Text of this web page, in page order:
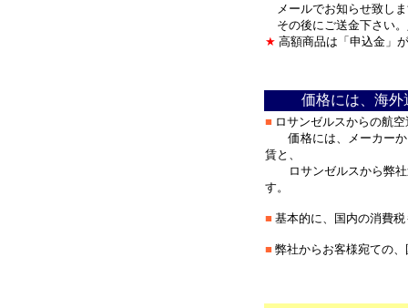
メールでお知らせ致し
その後にご送金下さい
★ 高額商品は「申込金」
価格には、海
■ ロサンゼルスからの航
価格には、メーカーか
賃と、
ロサンゼルスから弊社
す。
■ 基本的に、国内の消費
■ 弊社からお客様宛ての